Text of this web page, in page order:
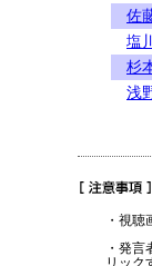
佐
塩
杉
浅
・視
・発
リック